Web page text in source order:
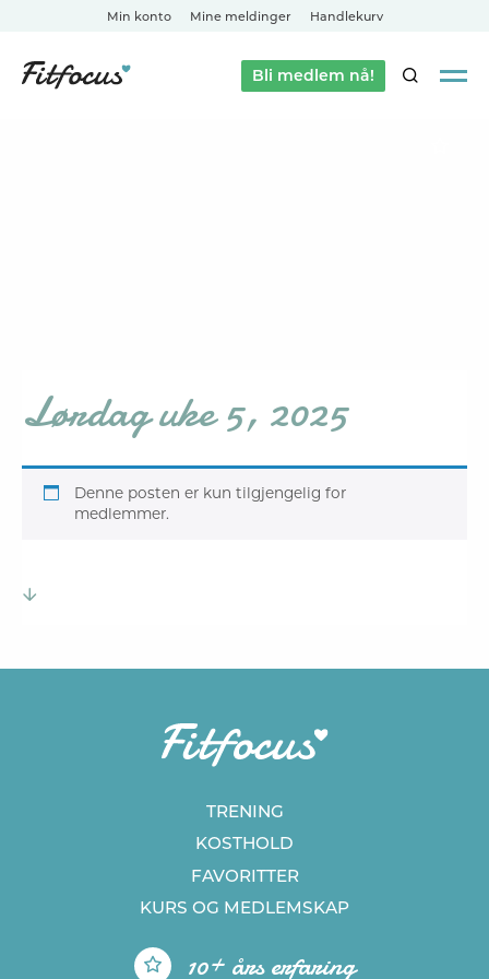
Min konto Mine meldinger Handlekurv
Bli medlem nå!SØK
Lørdag uke 5, 2025
Denne posten er kun tilgjengelig for
medlemmer.
TRENING
KOSTHOLD
FAVORITTER
KURS OG MEDLEMSKAP
10+ års erfaring